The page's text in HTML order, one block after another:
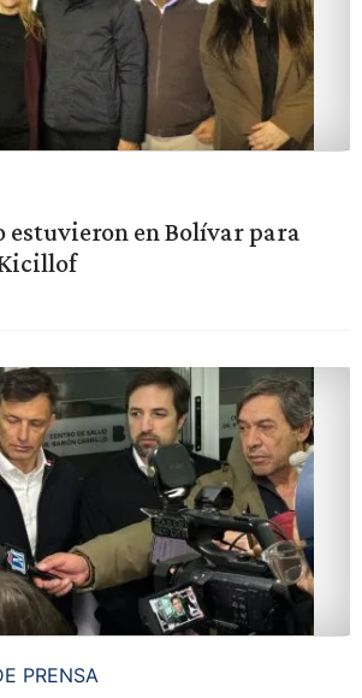
estuvieron en Bolívar para
PRENSA